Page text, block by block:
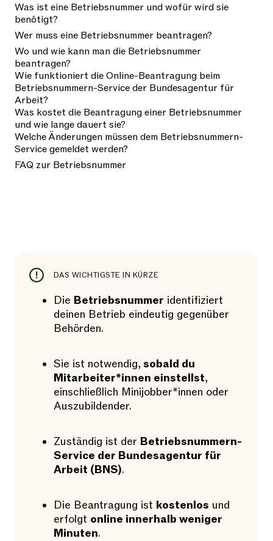
Was ist eine Betriebsnummer und wofür wird sie
benötigt?
Wer muss eine Betriebsnummer beantragen?
Wo und wie kann man die Betriebsnummer
beantragen?
Wie funktioniert die Online-Beantragung beim
Betriebsnummern-Service der Bundesagentur für
Arbeit?
Was kostet die Beantragung einer Betriebsnummer
und wie lange dauert sie?
Welche Änderungen müssen dem Betriebsnummern-
Service gemeldet werden?
FAQ zur Betriebsnummer
DAS WICHTIGSTE IN KÜRZE
Die Betriebsnummer identifiziert
deinen Betrieb eindeutig gegenüber
Behörden.
Sie ist notwendig, sobald du
Mitarbeiter*innen einstellst,
einschließlich Minijobber*innen oder
Auszubildender.
Zuständig ist der Betriebsnummern-
Service der Bundesagentur für
Arbeit (BNS).
Die Beantragung ist kostenlos und
erfolgt online innerhalb weniger
Minuten.